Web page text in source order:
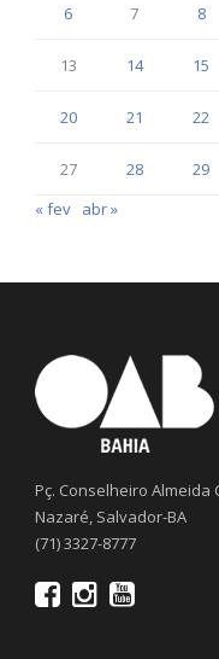
6 7 8
13 14 15
20 21 22
27 28 29
« fev abr »
Pç. Conselheiro Almeida
Nazaré, Salvador-BA
(71) 3327-8777